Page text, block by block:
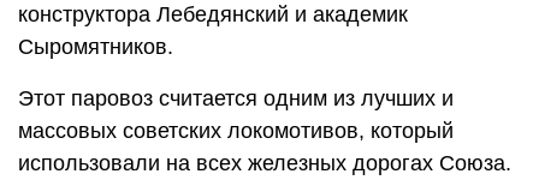
конструктора Лебедянский и академик
Сыромятников.
Этот паровоз считается одним из лучших и
массовых советских локомотивов, который
использовали на всех железных дорогах Союза.